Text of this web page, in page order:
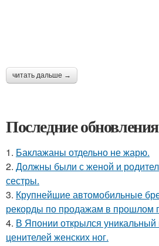
читать дальше →
Последние
1. Баклажаны отдельно не жарю.
2. Должны были с женой и
сестры.
3. Крупнейшие автомобильные
рекорды по продажам в прошлом
4. В Японии открылся уникальный
ценителей женских ног.